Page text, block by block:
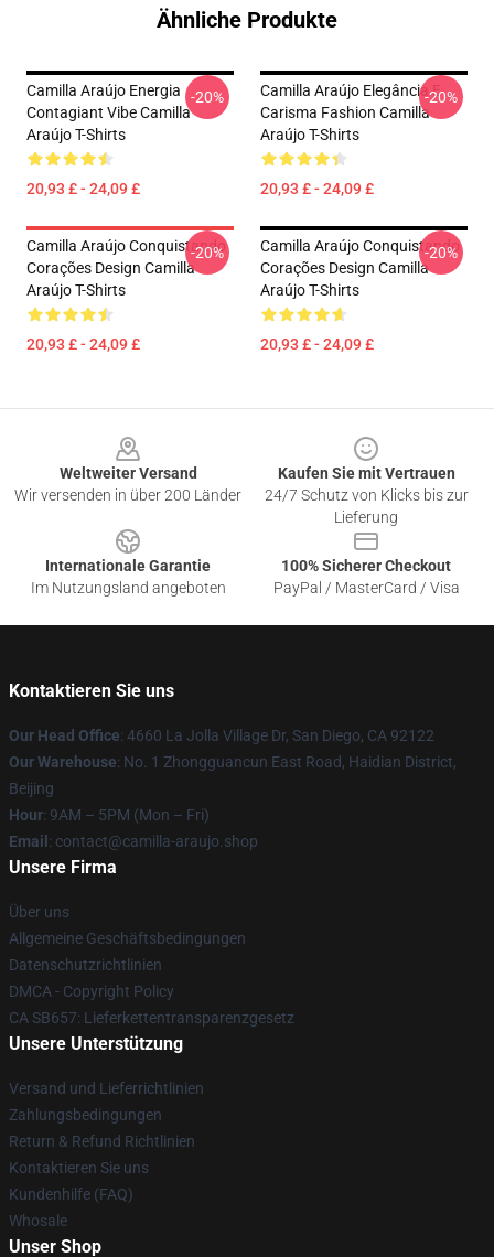
Ähnliche Produkte
Camilla Araújo Energia
Contagiant Vibe Camilla
Araújo T-Shirts
20,93 £ - 24,09 £
-20%
Camilla Araújo Elegância E
Carisma Fashion Camilla
Araújo T-Shirts
20,93 £ - 24,09 £
-20%
Camilla Araújo Conquistando
Corações Design Camilla
Araújo T-Shirts
20,93 £ - 24,09 £
-20%
Camilla Araújo Conquistando
Corações Design Camilla
Araújo T-Shirts
20,93 £ - 24,09 £
-20%
Weltweiter Versand
Wir versenden in über 200 Länder
Kaufen Sie mit Vertrauen
24/7 Schutz von Klicks bis zur
Lieferung
Internationale Garantie
Im Nutzungsland angeboten
100% Sicherer Checkout
PayPal / MasterCard / Visa
Kontaktieren Sie uns
Our Head Office: 4660 La Jolla Village Dr, San Diego, CA 92122
Our Warehouse: No. 1 Zhongguancun East Road, Haidian District,
Beijing
Hour: 9AM – 5PM (Mon – Fri)
Email : contact@camilla-araujo.shop
Unsere Firma
Über uns
Allgemeine Geschäftsbedingungen
Datenschutzrichtlinien
DMCA - Copyright Policy
CA SB657: Lieferkettentransparenzgesetz
Unsere Unterstützung
Versand und Lieferrichtlinien
Zahlungsbedingungen
Return & Refund Richtlinien
Kontaktieren Sie uns
Kundenhilfe (FAQ)
Whosale
Unser Shop